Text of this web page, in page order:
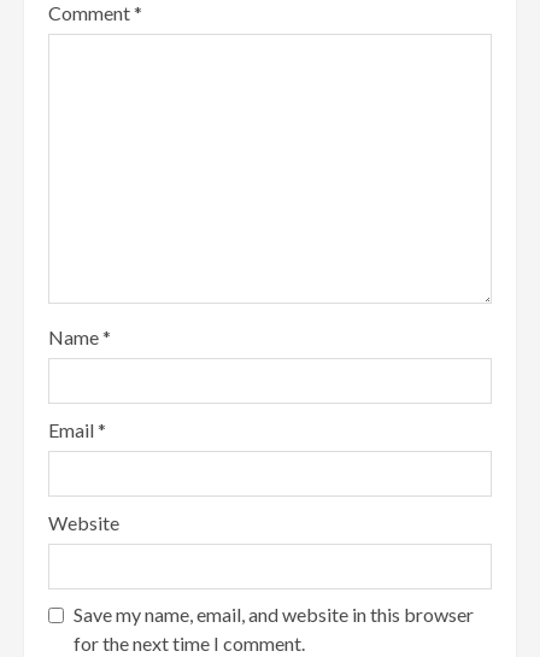
Comment*
Name*
Email*
Website
Save my name, email, and website in this browser
for the next time I comment.